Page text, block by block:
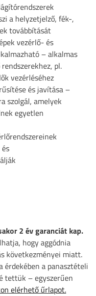
a helyzetjelző, fék-,
továbbítását
vezérlő- és
– alkalmas
pl.
vezérléséhez
és javítása –
szolgál, amelyek
egyetlen
2 év garanciát kap.
hogy aggódnia
következményei miatt.
érdekében a panasztételi
tettük – egyszerűen
elérhető űrlapot.